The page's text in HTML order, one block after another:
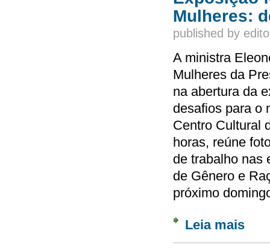
Mulheres:
published by
A ministra
Mulheres da
na abertura da
desafios para o
Centro Cultural
horas, reúne
de trabalho nas
de Gênero e
próximo
Leia mais